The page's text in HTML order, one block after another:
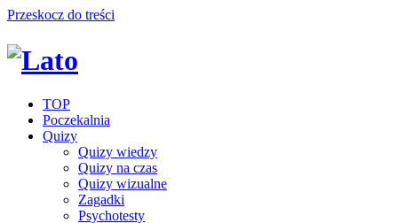
Przeskocz do treści
TOP
Poczekalnia
Quizy
Quizy wiedzy
Quizy na czas
Quizy wizualne
Zagadki
Psychotesty